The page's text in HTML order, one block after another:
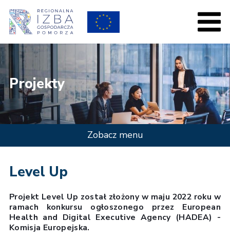
Projekty
Zobacz menu
Level Up
Projekt Level Up został złożony w maju 2022 roku w
ramach konkursu ogłoszonego przez European
Health and Digital Executive Agency (HADEA) -
Komisja Europejska.